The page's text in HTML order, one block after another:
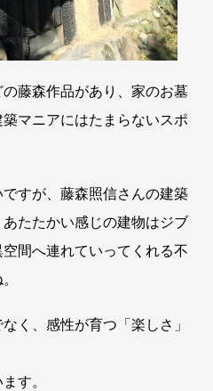
の藤森作品があり、家のお墓
マニアにはたまらないスポ
すが、藤森照信さんの建築
たたかい感じの建物はジブ
間へ連れていってくれる不
く、感性が育つ「楽しさ」
す。